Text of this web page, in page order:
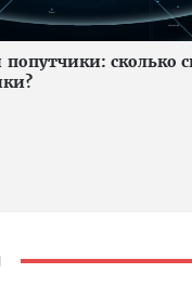
сколько